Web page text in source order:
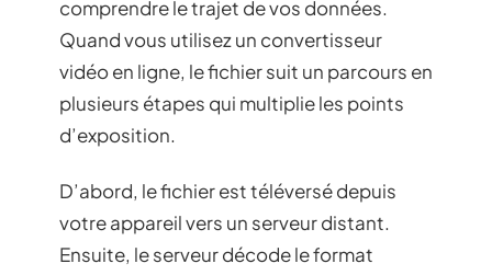
comprendre le trajet de vos données.
Quand vous utilisez un convertisseur
vidéo en ligne, le fichier suit un parcours en
plusieurs étapes qui multiplie les points
d’exposition.
D’abord, le fichier est téléversé depuis
votre appareil vers un serveur distant.
Ensuite, le serveur décode le format